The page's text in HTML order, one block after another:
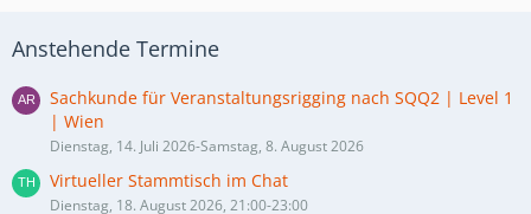
Anstehende Termine
Sachkunde für Veranstaltungsrigging nach SQQ2 | Level 1
| Wien
Dienstag, 14. Juli 2026-Samstag, 8. August 2026
Virtueller Stammtisch im Chat
Dienstag, 18. August 2026, 21:00-23:00